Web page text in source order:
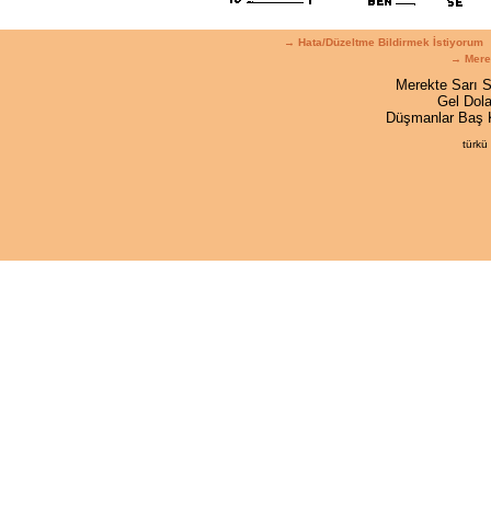
→ Hata/Düzeltme Bildirmek İstiyorum
→
Merekte Sarı
Gel
Düşmanlar Baş
türkü